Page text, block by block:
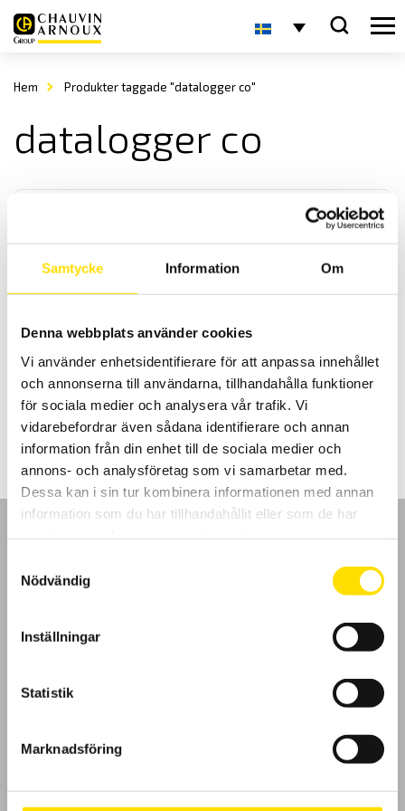
Samtycke Information Om
Denna webbplats använder cookies
Vi använder enhetsidentifierare för att anpassa innehållet
och annonserna till användarna, tillhandahålla funktioner
för sociala medier och analysera vår trafik. Vi
vidarebefordrar även sådana identifierare och annan
information från din enhet till de sociala medier och
annons- och analysföretag som vi samarbetar med.
Dessa kan i sin tur kombinera informationen med annan
information som du har tillhandahållit eller som de har
Nödvändig
Inställningar
Statistik
Marknadsföring
Hem Produkter taggade "datalogger co"
datalogger co
CA1510 Luftkvalitetslogger
Inomhuskvalitetslogger som mäter och spelar in tre fysiska
storheter, CO2 (koldioxid), temperatur samt relativ luftfuktighet.
5,950.00kr LÄS MER
Kundundersökning